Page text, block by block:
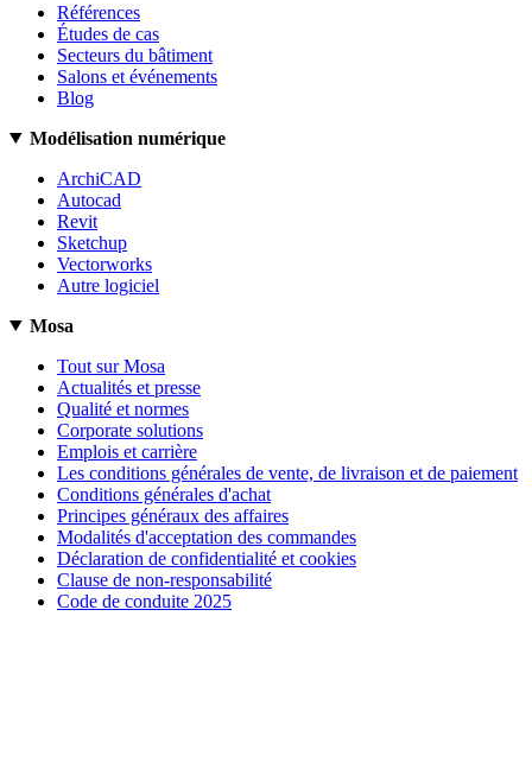
Références
Études de cas
Secteurs du bâtiment
Salons et événements
Blog
Modélisation numérique
ArchiCAD
Autocad
Revit
Sketchup
Vectorworks
Autre logiciel
Mosa
Tout sur Mosa
Actualités et presse
Qualité et normes
Corporate solutions
Emplois et carrière
Les conditions générales de vente, de livraison et de paiement
Conditions générales d'achat
Principes généraux des affaires
Modalités d'acceptation des commandes
Déclaration de confidentialité et cookies
Clause de non-responsabilité
Code de conduite 2025